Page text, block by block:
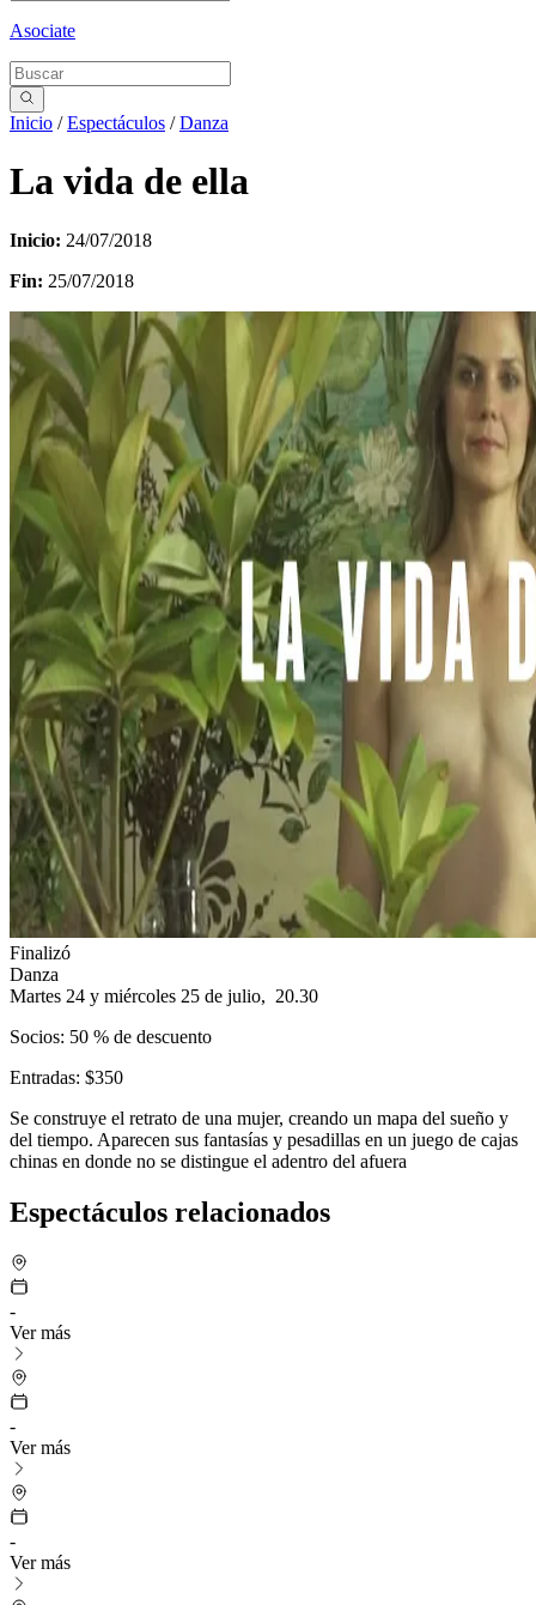
Asociate
Inicio /Espectáculos /Danza
La vida de ella
Inicio: 24/07/2018
Fin: 25/07/2018
Finalizó
Danza
Martes 24 y miércoles 25 de julio, 20.30
Socios: 50 % de descuento
Entradas: $350
Se construye el retrato de una mujer, creando un mapa del sueño y
del tiempo. Aparecen sus fantasías y pesadillas en un juego de cajas
chinas en donde no se distingue el adentro del afuera
Espectáculos relacionados
-
Ver más
-
Ver más
-
Ver más